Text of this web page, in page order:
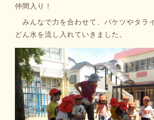
仲間入り！
みんなで力を合わせて、バケツやタラ
どん水を流し入れていきました。